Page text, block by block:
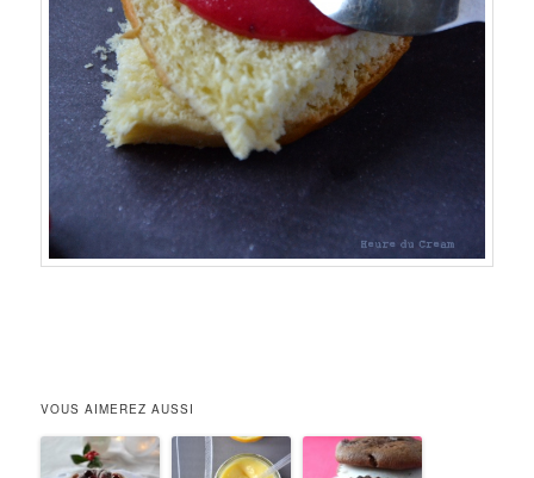
VOUS AIMEREZ AUSSI